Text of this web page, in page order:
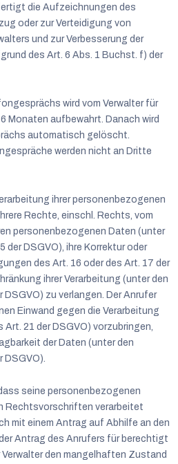
die Aufzeichnungen des
oder zur Verteidigung von
und zur Verbesserung der
des Art. 6 Abs. 1 Buchst. f) der
wird vom Verwalter für
Monaten aufbewahrt. Danach wird
automatisch gelöscht.
werden nicht an Dritte
ihrer personenbezogenen
Rechte, einschl. Rechts, vom
personenbezogenen Daten (unter
der DSGVO), ihre Korrektur oder
des Art. 16 oder des Art. 17 der
ihrer Verarbeitung (unter den
DSGVO) zu verlangen. Der Anrufer
Einwand gegen die Verarbeitung
21 der DSGVO) vorzubringen,
der Daten (unter den
DSGVO).
seine personenbezogenen
Rechtsvorschriften verarbeitet
mit einem Antrag auf Abhilfe an den
Antrag des Anrufers für berechtigt
den mangelhaften Zustand